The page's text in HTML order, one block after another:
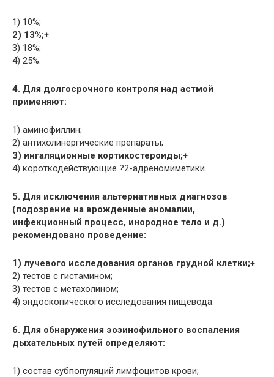
1) 10%;
2) 13%;+
3) 18%;
4) 25%.
4. Для долгосрочного контроля над астмой
применяют:
1) аминофиллин;
2) антихолинергические препараты;
3) ингаляционные кортикостероиды;+
4) короткодействующие ?2-адреномиметики.
5. Для исключения альтернативных диагнозов
(подозрение на врожденные аномалии,
инфекционный процесс, инородное тело и д.)
рекомендовано проведение:
1) лучевого исследования органов грудной клетки;+
2) тестов с гистамином;
3) тестов с метахолином;
4) эндоскопического исследования пищевода.
6. Для обнаружения эозинофильного воспаления
дыхательных путей определяют:
1) состав субпопуляций лимфоцитов крови;